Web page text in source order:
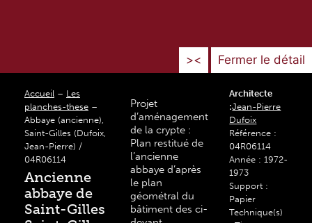
>< Fermer le détail
Accueil – Les
planches-these –
Abbaye (ancienne),
Saint-Gilles (Dufoix,
Jean-Pierre) /
04R06114
Ancienne
abbaye de
Saint-Gilles
Projet
d’aménagement
de la crypte :
Plan restitué de
l’ancienne
abbaye d’après
le plan
géométral du
bâtiment des ci-
Architecte
:Jean-Pierre
Dufoix
Référence :
04R06114
Année : 1972-
1973
Support :
Papier
Technique(s)